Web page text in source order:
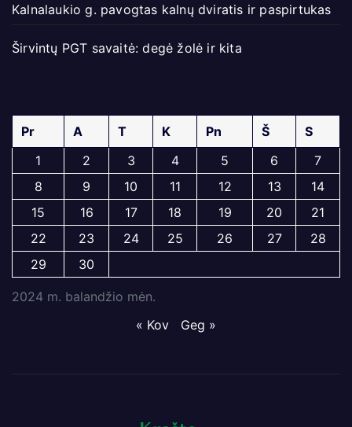
Kalnalaukio g. pavogtas kalnų dviratis ir paspirtukas
Širvintų PGT savaitė: degė žolė ir kita
2024 m. balandžio mėn.
Pr A T K Pn Š
S
1
2 3 4 5 6
7
8
9 10 11 12 13
14
15
16 17 18 19 20
21
22
23 24 25 26 27
28
29
30
« Kov Geg »